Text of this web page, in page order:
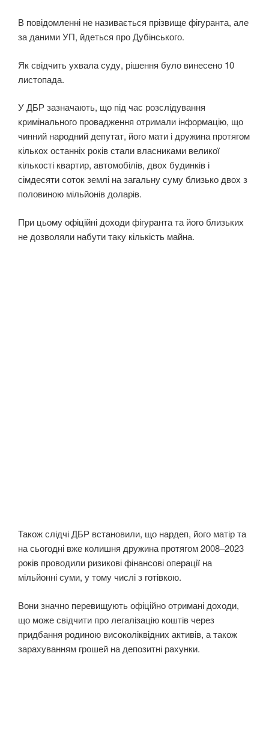
В повідомленні не називається прізвище фігуранта, але
за даними УП, йдеться про Дубінського.
Як свідчить ухвала суду, рішення було винесено 10
листопада.
У ДБР зазначають, що під час розслідування
кримінального провадження отримали інформацію, що
чинний народний депутат, його мати і дружина протягом
кількох останніх років стали власниками великої
кількості квартир, автомобілів, двох будинків і
сімдесяти соток землі на загальну суму близько двох з
половиною мільйонів доларів.
При цьому офіційні доходи фігуранта та його близьких
не дозволяли набути таку кількість майна.
Також слідчі ДБР встановили, що нардеп, його матір та
на сьогодні вже колишня дружина протягом 2008–2023
років проводили ризикові фінансові операції на
мільйонні суми, у тому числі з готівкою.
Вони значно перевищують офіційно отримані доходи,
що може свідчити про легалізацію коштів через
придбання родиною високоліквідних активів, а також
зарахуванням грошей на депозитні рахунки.